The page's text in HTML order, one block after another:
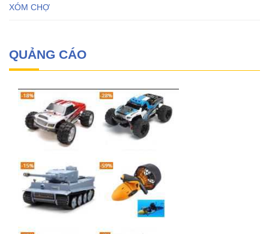
XÓM CHỢ
QUẢNG CÁO